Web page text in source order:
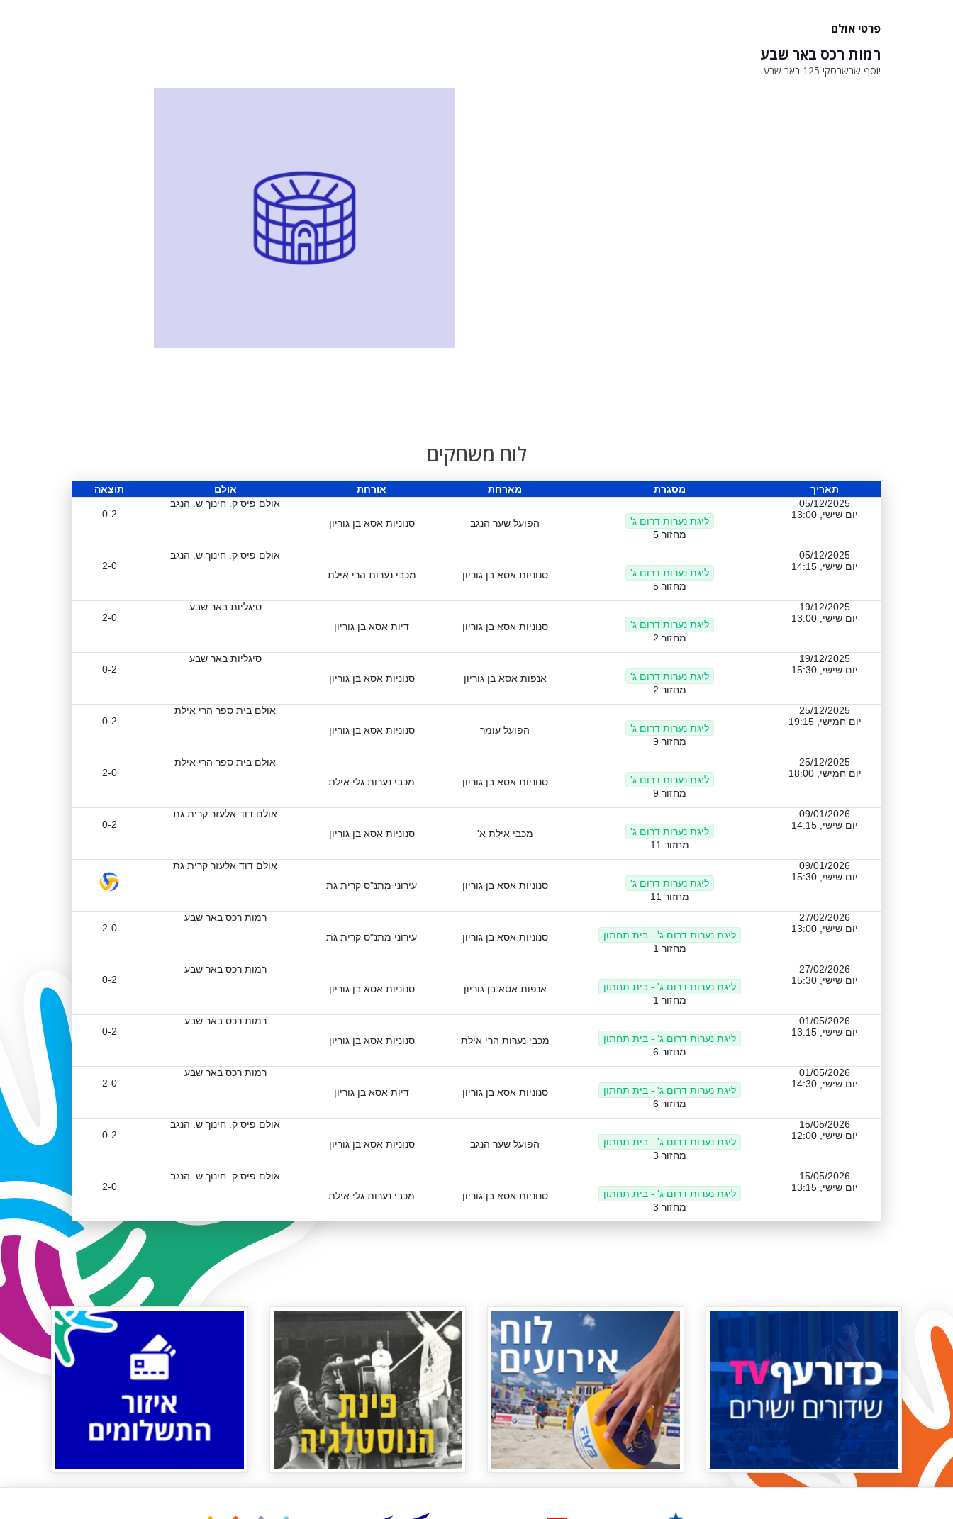
פרטי אולם
רמות רכס באר שבע
יוסף שרשבסקי 125 באר שבע
לוח משחקים
תאריך מסגרת מארחת אורחת אולם
תוצאה
05/12/2025
יום שישי, 13:00
ליגת נערות דרום ג'
מחזור 5
הפועל שער הנגב סנוניות אסא בן גוריון
אולם פיס ק. חינוך ש. הנגב
0-2
05/12/2025
יום שישי, 14:15
ליגת נערות דרום ג'
מחזור 5
סנוניות אסא בן גוריון מכבי נערות הרי אילת
אולם פיס ק. חינוך ש. הנגב
2-0
19/12/2025
יום שישי, 13:00
ליגת נערות דרום ג'
מחזור 2
סנוניות אסא בן גוריון דיות אסא בן גוריון
סיגליות באר שבע
2-0
19/12/2025
יום שישי, 15:30
ליגת נערות דרום ג'
מחזור 2
אנפות אסא בן גוריון סנוניות אסא בן גוריון
סיגליות באר שבע
0-2
25/12/2025
יום חמישי, 19:15
ליגת נערות דרום ג'
מחזור 9
הפועל עומר סנוניות אסא בן גוריון
אולם בית ספר הרי אילת
0-2
25/12/2025
יום חמישי, 18:00
ליגת נערות דרום ג'
מחזור 9
סנוניות אסא בן גוריון מכבי נערות גלי אילת
אולם בית ספר הרי אילת
2-0
09/01/2026
יום שישי, 14:15
ליגת נערות דרום ג'
מחזור 11
מכבי אילת א' סנוניות אסא בן גוריון
אולם דוד אלעזר קרית גת
0-2
09/01/2026
יום שישי, 15:30
ליגת נערות דרום ג'
מחזור 11
סנוניות אסא בן גוריון עירוני מתנ"ס קרית גת
אולם דוד אלעזר קרית גת
27/02/2026
יום שישי, 13:00
ליגת נערות דרום ג' - בית תחתון
מחזור 1
סנוניות אסא בן גוריון עירוני מתנ"ס קרית גת
רמות רכס באר שבע
2-0
27/02/2026
יום שישי, 15:30
ליגת נערות דרום ג' - בית תחתון
מחזור 1
אנפות אסא בן גוריון סנוניות אסא בן גוריון
רמות רכס באר שבע
0-2
01/05/2026
יום שישי, 13:15
ליגת נערות דרום ג' - בית תחתון
מחזור 6
מכבי נערות הרי אילת סנוניות אסא בן גוריון
רמות רכס באר שבע
0-2
01/05/2026
יום שישי, 14:30
ליגת נערות דרום ג' - בית תחתון
מחזור 6
סנוניות אסא בן גוריון דיות אסא בן גוריון
רמות רכס באר שבע
2-0
15/05/2026
יום שישי, 12:00
ליגת נערות דרום ג' - בית תחתון
מחזור 3
הפועל שער הנגב סנוניות אסא בן גוריון
אולם פיס ק. חינוך ש. הנגב
0-2
15/05/2026
יום שישי, 13:15
ליגת נערות דרום ג' - בית תחתון
מחזור 3
סנוניות אסא בן גוריון מכבי נערות גלי אילת
אולם פיס ק. חינוך ש. הנגב
2-0